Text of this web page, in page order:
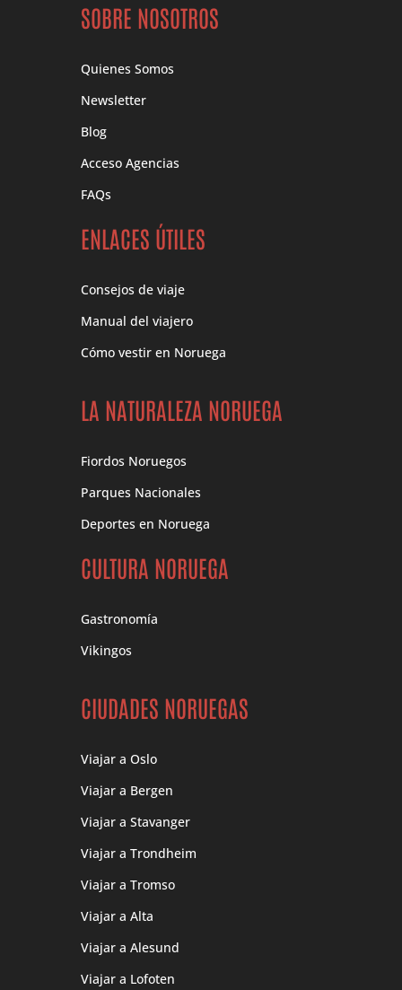
SOBRE NOSOTROS
Quienes Somos
Newsletter
Blog
Acceso Agencias
FAQs
ENLACES ÚTILES
Consejos de viaje
Manual del viajero
Cómo vestir en Noruega
LA NATURALEZA NORUEGA
Fiordos Noruegos
Parques Nacionales
Deportes en Noruega
CULTURA NORUEGA
Gastronomía
Vikingos
CIUDADES NORUEGAS
Viajar a Oslo
Viajar a Bergen
Viajar a Stavanger
Viajar a Trondheim
Viajar a Tromso
Viajar a Alta
Viajar a Alesund
Viajar a Lofoten